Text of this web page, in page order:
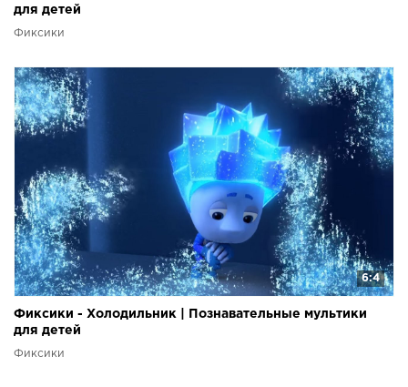
для детей
Фиксики
6:4
Фиксики - Холодильник | Познавательные мультики
для детей
Фиксики